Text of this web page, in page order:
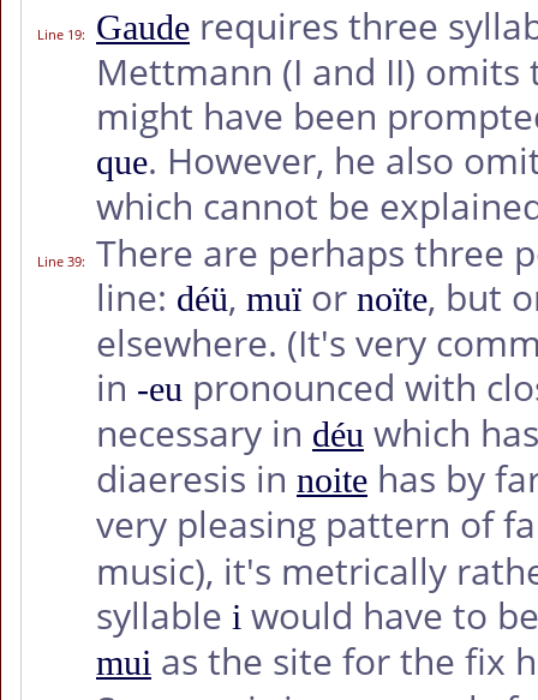
Line 19: Gaude requires three
Mettmann (I and II)
might have been
que. However, he also
which cannot be
Line 39:
There are perhaps three
line: déü, muï or noïte, but
elsewhere. (It's very
in -eu pronounced with
necessary in déu which
diaeresis in noite has by
very pleasing pattern of
music), it's metrically
syllable i would have to
mui as the site for the fix